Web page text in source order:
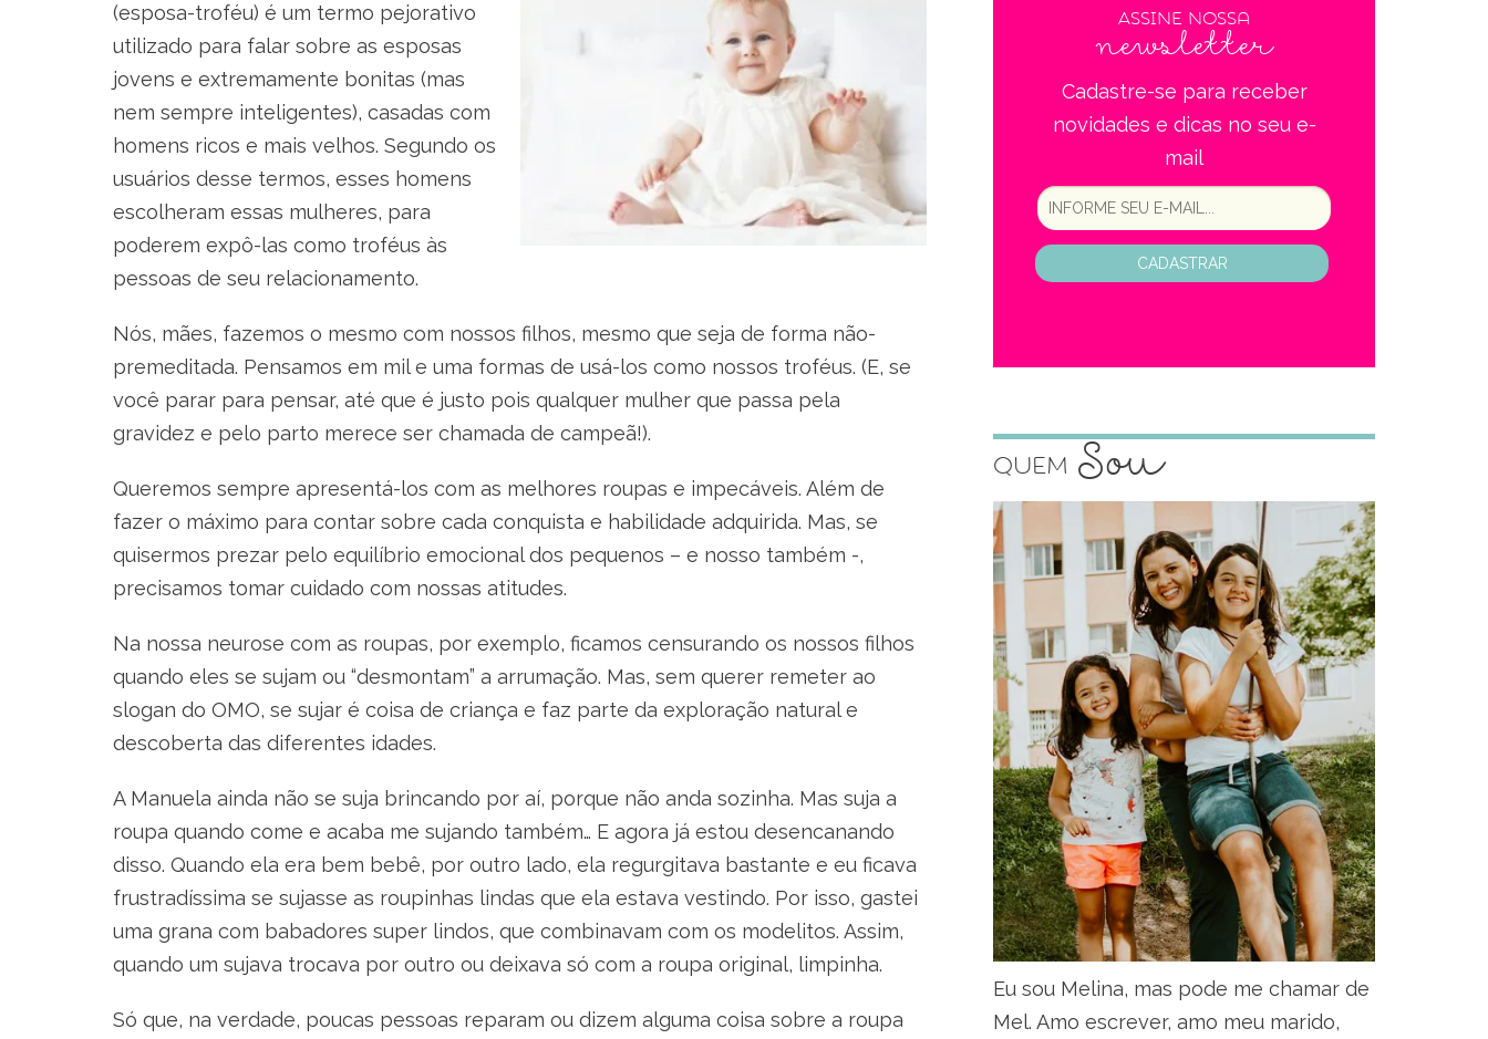
(esposa-troféu) é um termo pejorativo
utilizado para falar sobre as esposas
jovens e extremamente bonitas (mas
nem sempre inteligentes), casadas com
homens ricos e mais velhos. Segundo os
usuários desse termos, esses homens
escolheram essas mulheres, para
poderem expô-las como troféus às
pessoas de seu relacionamento.
Nós, mães, fazemos o mesmo com nossos filhos, mesmo que seja de forma não-
premeditada. Pensamos em mil e uma formas de usá-los como nossos troféus. (E, se
você parar para pensar, até que é justo pois qualquer mulher que passa pela
gravidez e pelo parto merece ser chamada de campeã!).
Queremos sempre apresentá-los com as melhores roupas e impecáveis. Além de
fazer o máximo para contar sobre cada conquista e habilidade adquirida. Mas, se
quisermos prezar pelo equilíbrio emocional dos pequenos – e nosso também -,
precisamos tomar cuidado com nossas atitudes.
Na nossa neurose com as roupas, por exemplo, ficamos censurando os nossos filhos
quando eles se sujam ou “desmontam” a arrumação. Mas, sem querer remeter ao
slogan do OMO, se sujar é coisa de criança e faz parte da exploração natural e
descoberta das diferentes idades.
A Manuela ainda não se suja brincando por aí, porque não anda sozinha. Mas suja a
roupa quando come e acaba me sujando também… E agora já estou desencanando
disso. Quando ela era bem bebê, por outro lado, ela regurgitava bastante e eu ficava
frustradíssima se sujasse as roupinhas lindas que ela estava vestindo. Por isso, gastei
uma grana com babadores super lindos, que combinavam com os modelitos. Assim,
quando um sujava trocava por outro ou deixava só com a roupa original, limpinha.
Só que, na verdade, poucas pessoas reparam ou dizem alguma coisa sobre a roupa
Assine nossa
newsletter
Cadastre-se para receber
novidades e dicas no seu e-
mail
CADASTRAR
Quem Sou
Eu sou Melina, mas pode me chamar de
Mel. Amo escrever, amo meu marido,